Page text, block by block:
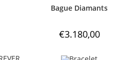
Bague Diamants
€3.180,00